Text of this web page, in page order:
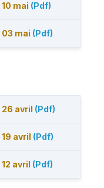
10 mai (Pdf)
03 mai (Pdf)
26 avril (Pdf)
19 avril (Pdf)
12 avril (Pdf)